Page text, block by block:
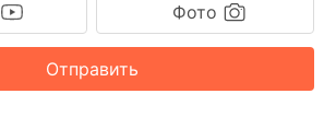
Фото
Отправить